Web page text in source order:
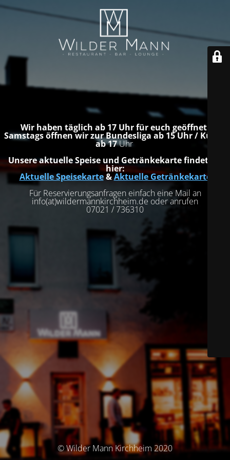
Wir haben täglich ab 17 Uhr für euch geöffnet.
Samstags öffnen wir zur Bundesliga ab 15 Uhr / Küche
ab 17Uhr
Unsere aktuelle Speise und Getränkekarte findet ihr
hier:
Aktuelle Speisekarte&Aktuelle Getränkekarte
Für Reservierungsanfragen einfach eine Mail an
info(at)wildermannkirchheim.de oder anrufen
07021 / 736310
© Wilder Mann Kirchheim 2020